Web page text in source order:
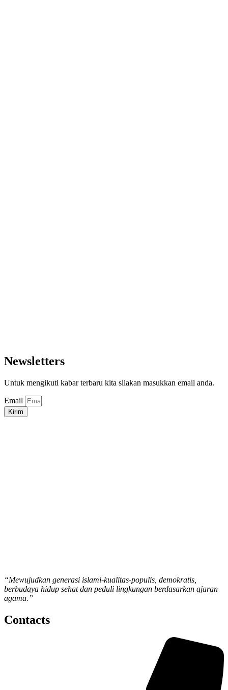
Newsletters
Untuk mengikuti kabar terbaru kita silakan masukkan email anda.
Email
Kirim
“Mewujudkan generasi islami-kualitas-populis, demokratis,
berbudaya hidup sehat dan peduli lingkungan berdasarkan ajaran
agama.”
Contacts